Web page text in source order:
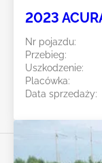
2023
Nr pojazdu:
Przebieg:
Uszkodzenie:
Placówka:
Data sprzedaży: